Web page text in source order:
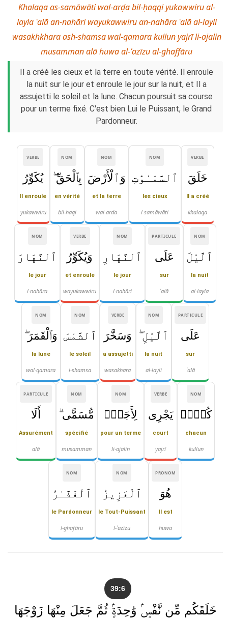
Khalaqa as-samāwāti wal-arḍa bil-ḥaqqi yukawwiru al-
layla ʿalā an-nahāri wayukawwiru an-nahāra ʿalā al-layli
wasakhkhara ash-shamsa wal-qamara kullun yajrī li-ajalin
musamman alā huwa al-ʿazīzu al-ghaffāru
Il a créé les cieux et la terre en toute vérité. Il enroule
la nuit sur le jour et enroule le jour sur la nuit, et Il a
assujetti le soleil et la lune. Chacun poursuit sa course
pour un terme fixé. C'est bien Lui le Puissant, le Grand
Pardonneur.
VERBE
خَلَقَ
Il a créé
khalaqa
NOM
ٱلسَّمَـٰوَٰتِ
les cieux
l-samāwāti
NOM
وَٱلْأَرْضَ
et la terre
wal-arḍa
NOM
بِٱلْحَقِّ ۖ
en vérité
bil-ḥaqi
VERBE
يُكَوِّرُ
Il enroule
yukawwiru
NOM
ٱلَّيْلَ
la nuit
al-layla
PARTICULE
عَلَى
sur
ʿalā
NOM
ٱلنَّهَارِ
le jour
l-nahāri
VERBE
وَيُكَوِّرُ
et enroule
wayukawwiru
NOM
ٱلنَّهَارَ
le jour
l-nahāra
PARTICULE
عَلَى
sur
ʿalā
NOM
ٱلَّيْلِ ۖ
la nuit
al-layli
VERBE
وَسَخَّرَ
a assujetti
wasakhara
NOM
ٱلشَّمْسَ
le soleil
l-shamsa
NOM
وَٱلْقَمَرَ ۖ
la lune
wal-qamara
NOM
كُلٌّۭ
chacun
kullun
VERBE
يَجْرِى
court
yajrī
NOM
لِأَجَلٍۢ
pour un terme
li-ajalin
NOM
مُّسَمًّى ۗ
spécifié
musamman
PARTICULE
أَلَا
Assurément
alā
PRONOM
هُوَ
Il est
huwa
NOM
ٱلْعَزِيزُ
le Tout-Puissant
l-ʿazīzu
NOM
ٱلْغَفَّـٰرُ
le Pardonneur
l-ghafāru
39:6
خَلَقَكُم مِّن نَّفْسٍۢ وَٰحِدَةٍۢ ثُمَّ جَعَلَ مِنْهَا زَوْجَهَا